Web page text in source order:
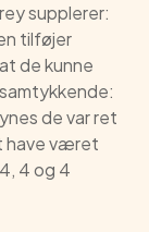
supplerer:
tilføjer
de kunne
de var ret
have været
4 og 4